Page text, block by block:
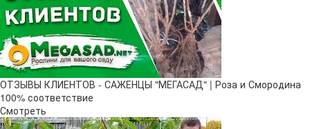
ОТЗЫВЫ КЛИЕНТОВ - САЖЕНЦЫ "МЕГАСАД" | Роза и Смородина
100% соответствие
Смотреть